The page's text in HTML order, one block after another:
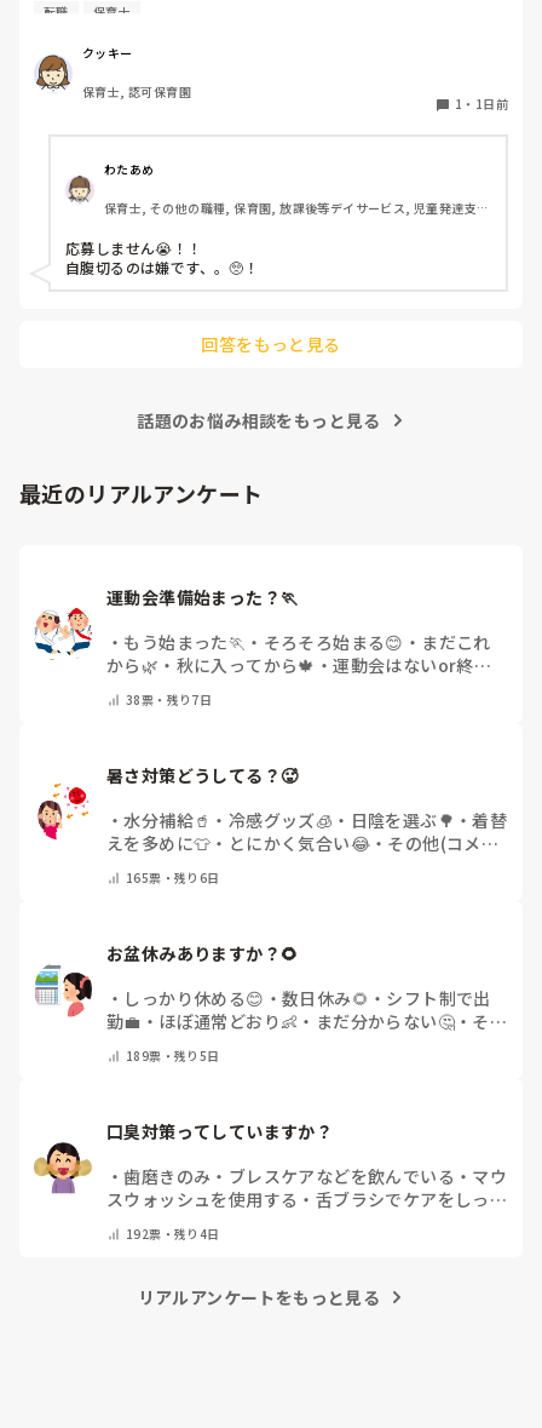
期代が5,000円ほどオーバーします
私としてはなかなか大きい金額なので、この時点で応募を迷
っているのですが、皆さんならどうしますか？
転職 保育士
クッキー
保育士, 認可保育園
1 ・ 1日前
わたあめ
保育士, その他の職種, 保育園, 放課後等デイサービス, 児童発達支援
応募しません😭！！
自腹切るのは嫌です、。🥺！
回答をもっと見る
話題のお悩み相談をもっと見る
最近のリアルアンケート
運動会準備始まった？🏃
・ もう始まった🏃 ・ そろそろ始まる😊 ・ まだこれ
から🌿 ・ 秋に入ってから🍁 ・運動会はないor終わ
38票・ 残り7日
暑さ対策どうしてる？🥵
・水分補給🥤 ・ 冷感グッズ🧊 ・ 日陰を選ぶ🌳 ・着替
えを多めに👕 ・ とにかく気合い😂・ その他(コメン
165票・残り6日
お盆休みありますか？🌻
・ しっかり休める😊 ・ 数日休み🌻 ・ シフト制で出
勤💼 ・ ほぼ通常どおり👶 ・ まだ分からない🤔・ その
189票・残り5日
口臭対策ってしていますか？
・歯磨きのみ ・ ブレスケアなどを飲んでいる ・ マウ
スウォッシュを使用する ・ 舌ブラシでケアをしっか
の他(コメントで教えて下さい)
192票・残り4日
リアルアンケートをもっと見る